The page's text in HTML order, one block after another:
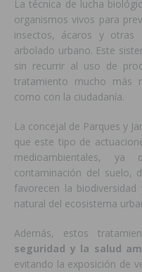
La técnica de lucha
organismos vivos para
insectos, ácaros y otras
arbolado urbano. Este
sin recurrir al uso de
tratamiento mucho más
como con la ciudadanía.
La concejal de Parques y
que este tipo de
medioambientales,
contaminación del suelo,
favorecen la
natural del ecosistema
Además, estos
seguridad y la salud
evitando la exposición de